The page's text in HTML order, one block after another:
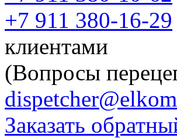
+7 911 380-16-29
клиентами
(Вопросы
Заказать